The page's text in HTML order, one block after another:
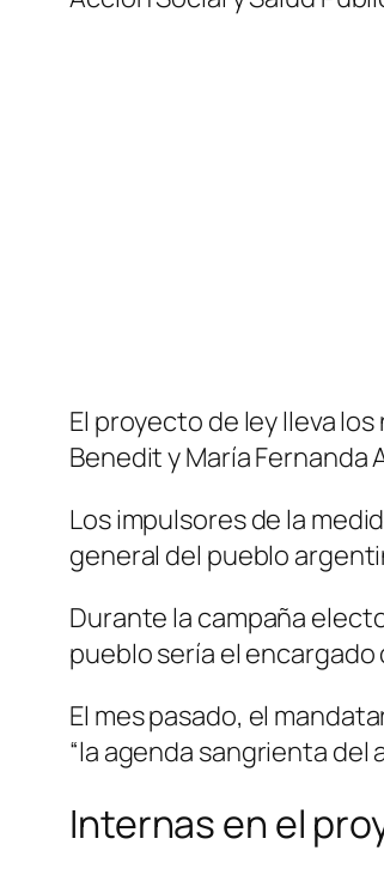
El proyecto de ley lleva
Benedit y María Fernanda
Los impulsores de la
general del pueblo
Durante la campaña
pueblo sería el
El mes pasado, el
“la agenda sangrienta del
Internas en el